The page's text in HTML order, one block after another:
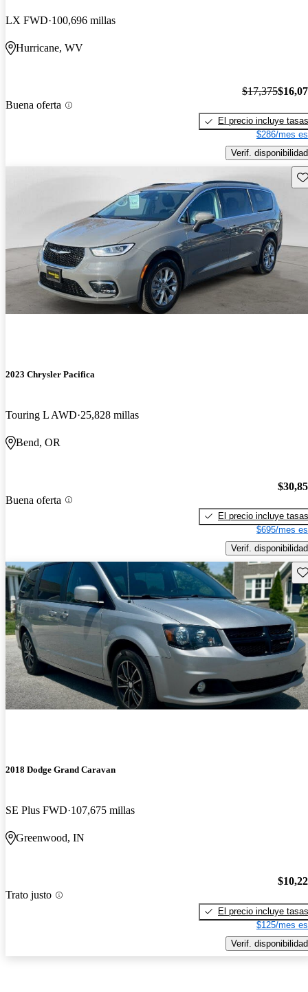
LX FWD 100,696 millas
Hurricane, WV
Buena oferta
$17,375
El precio incluye tasas
$286/mes
Verif. disponibilidad
2023 Chrysler Pacifica
Touring L AWD 25,828 millas
Bend, OR
Buena oferta
El precio incluye tasas
$695/mes
Verif. disponibilidad
2018 Dodge Grand Caravan
SE Plus FWD 107,675 millas
Greenwood, IN
Trato justo
El precio incluye tasas
$125/mes
Verif. disponibilidad